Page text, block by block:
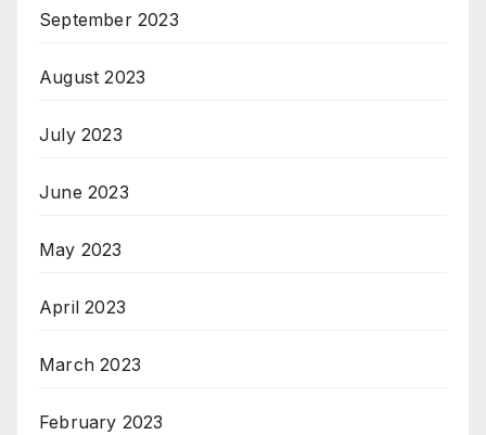
September 2023
August 2023
July 2023
June 2023
May 2023
April 2023
March 2023
February 2023